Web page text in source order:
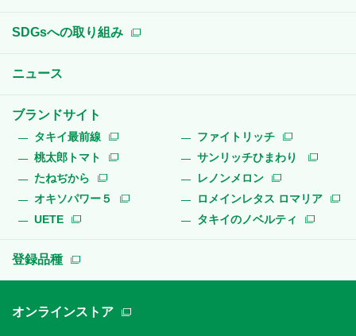
SDGsへの取り組み
ニュース
ブランドサイト
タキイ最前線
ファイトリッチ
桃太郎トマト
サンリッチひまわり
たねぢから
レノンメロン
オキソパワー５
ロメインレタス ロマリア
UETE
タキイのノベルティ
登録品種
オンラインストア